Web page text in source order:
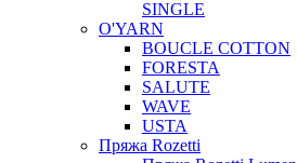
SINGLE
O'YARN
BOUCLE COTTON
FORESTA
SALUTE
WAVE
USTA
Пряжа Rozetti